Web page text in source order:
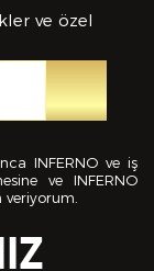
ve özel
INFERNO ve iş
ve INFERNO
bir eksiklik
halinde
için bir
beyan